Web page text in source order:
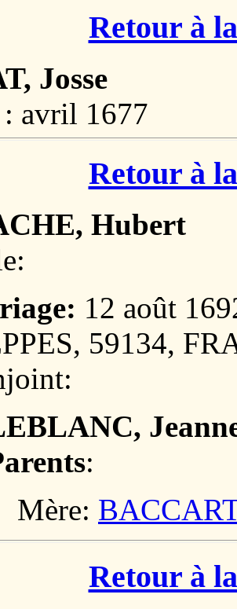
Retour à
Josse
: avril 1677
Retour à
Hubert
12 août
59134,
:
Mère:
Retour à